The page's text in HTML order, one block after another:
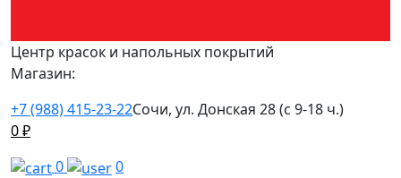
Центр красок и напольных покрытий
Магазин:
+7 (988) 415-23-22Сочи, ул. Донская 28 (с 9-18 ч.)
0₽
0
0